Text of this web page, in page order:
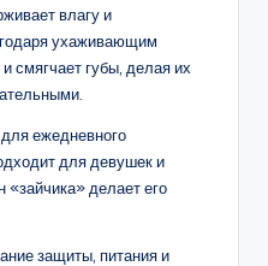
влагу и
ухаживающим
смягчает губы, делая их
ежедневного
для девушек и
«зайчика» делает его
защиты, питания и